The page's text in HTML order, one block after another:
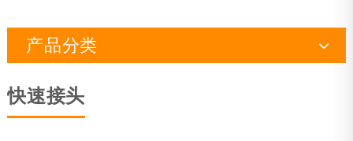
产品分类
快速接头